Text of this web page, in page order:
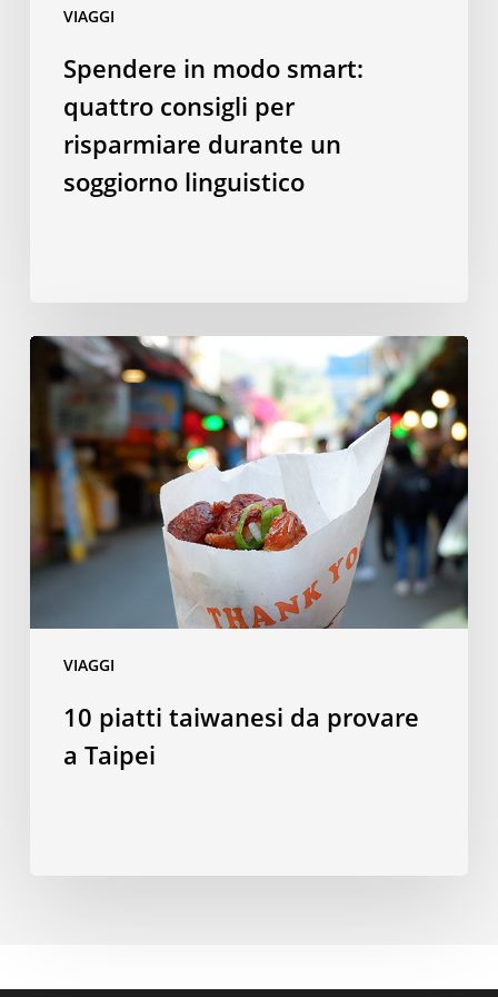
VIAGGI
linguistico
Spendere in modo smart:
quattro consigli per
risparmiare durante un
soggiorno linguistico
VIAGGI
piatti
taiwanesi
provare
a
Taipei
10 piatti taiwanesi da provare
a Taipei